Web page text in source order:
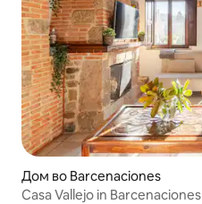
Дом во Barcenaciones
Casa Vallejo in Barcenaciones